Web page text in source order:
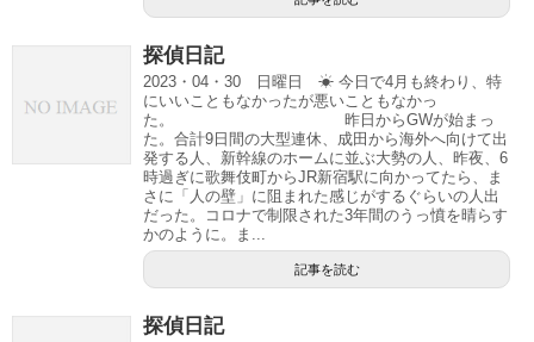
探偵日記
2023・04・30 日曜日 ☀ 今日で4月も終わり、特
にいいこともなかったが悪いこともなかっ
た。 昨日からGWが始まっ
た。合計9日間の大型連休、成田から海外へ向けて出
発する人、新幹線のホームに並ぶ大勢の人、昨夜、6
時過ぎに歌舞伎町からJR新宿駅に向かってたら、ま
さに「人の壁」に阻まれた感じがするぐらいの人出
だった。コロナで制限された3年間のうっ憤を晴らす
かのように。ま...
記事を読む
探偵日記